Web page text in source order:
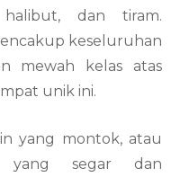
dan tiram.
keseluruhan
mewah kelas atas
unik ini.
yang montok, atau
segar dan